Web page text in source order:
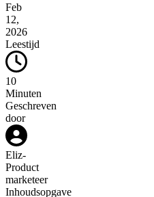
Feb
12,
2026
Leestijd
10
Minuten
Geschreven
door
Eliz-
Product
marketeer
Inhoudsopgave